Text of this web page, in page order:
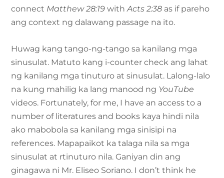
connect Matthew 28:19 withActs 2:38 as if pareho
ang context ng dalawang passage na ito.
Huwag kang tango-ng-tango sa kanilang mga
sinusulat. Matuto kang i-counter check ang lahat
ng kanilang mga tinuturo at sinusulat. Lalong-lalo
na kung mahilig ka lang manood ng YouTube
videos. Fortunately, for me, I have an access to a
number of literatures and books kaya hindi nila
ako mabobola sa kanilang mga sinisipi na
references. Mapapaikot ka talaga nila sa mga
sinusulat at rtinuturo nila. Ganiyan din ang
ginagawa ni Mr. Eliseo Soriano. I don’t think he